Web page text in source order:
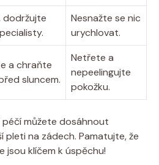
dodržujte
Nesnažte se nic
urychlovat.
a chraňte
sluncem.
Netřete a
nepeelingujte
pokožku.
můžete dosáhnout
pleti na zádech. Pamatujte, že
jsou klíčem k úspěchu!